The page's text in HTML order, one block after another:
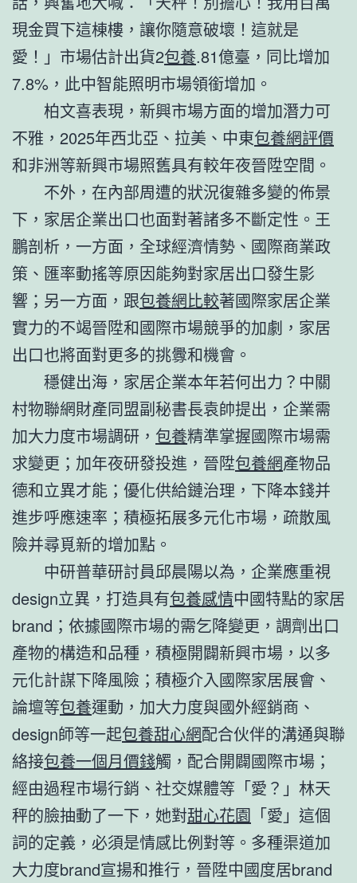
現金買下這棟樓，讓你隨意破壞！這就是
愛！」市場估計出貨2包養.81億臺，同比增加
7.8%，此中智能照明市場領銜增加。
柏文喜表現，新興市場方面的增加潛力可
不雅，2025年西北亞、拉美、中東包養網評價
和非洲等新興市場照舊具有較年夜晉陞空間。
不外，在內部周遭的狀況復雜多變的佈景
下，家居企業出口也面對著諸多不斷定性。王
鵬剖析，一方面，全球經濟情勢、國際商業政
策、匯率動搖等原因能夠對家居出口發生影
響；另一方面，跟包養網比較著國際家居企業
實力的不竭晉陞和國際市場競爭的加劇，家居
出口也將面對更多的挑釁和機會。
穩健出海，家居企業本年若何出力？中關
村物聯網財產同盟副秘書長袁帥提出，企業需
加大力度市場調研， 包養精準掌握國際市場需
求變更；加年夜研發投進，晉陞包養網產物品
德和立異才能；優化供給鏈治理，下降本錢并
進步呼應速率；積極拓展多元化市場，疏散風
險并尋覓新的增加點。
中研普華研討員邱晨陽以為，企業應重視
design立異，打造具有包養感情中國特點的家居
brand；依據國際市場的需乞降變更，調劑出口
產物的構造和品種，積極開闢新興市場，以多
元化計謀下降風險；積極介入國際家居展會、
論壇等包養運動，加大力度與國外經銷商、
design師等一起包養甜心網配合伙伴的溝通與聯
絡接包養一個月價錢觸，配合開闢國際市場；
經由過程市場行銷、社交媒體等「愛？」林天
秤的臉抽動了一下，她對甜心花園 「愛」這個
詞的定義，必須是情感比例對等。多種渠道加
大力度brand宣揚和推行，晉陞中國度居brand